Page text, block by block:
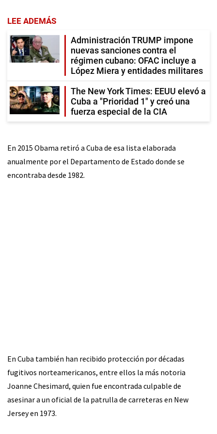
LEE ADEMÁS
Administración TRUMP impone
nuevas sanciones contra el
régimen cubano: OFAC incluye a
López Miera y entidades militares
The New York Times: EEUU elevó a
Cuba a "Prioridad 1" y creó una
fuerza especial de la CIA
En 2015 Obama retiró a Cuba de esa lista elaborada
anualmente por el Departamento de Estado donde se
encontraba desde 1982.
En Cuba también han recibido protección por décadas
fugitivos norteamericanos, entre ellos la más notoria
Joanne Chesimard, quien fue encontrada culpable de
asesinar a un oficial de la patrulla de carreteras en New
Jersey en 1973.